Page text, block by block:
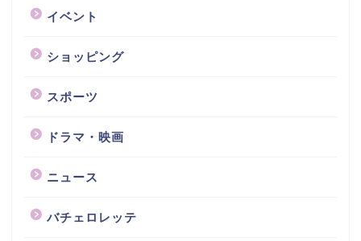
イベント
ショッピング
スポーツ
ドラマ・映画
ニュース
バチェロレッテ